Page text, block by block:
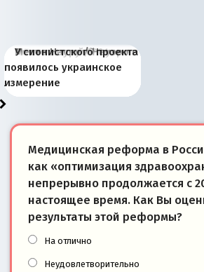
Киевская марионетка
Запада рассказала о
«переобувании» хозяев
В России назрели
перемены: 15 шагов к
суверенной экономике
Миграционный пожар
Европы
Россия начинает
сбрасывать балласт
Анкориджа
Россия зимой 1904
года: первые уступки во
внутренней политике
Русская нация вчера и
сегодня
Почему правый крах в
Варшаве не поможет её
отношениям с Россией?
Место Науру / Науэро в
современной истории
Южной Осетии
У сионистского проекта
появилось украинское
измерение
Медицинская реформа в
как «оптимизация
непрерывно продолжается с
настоящее время. Как Вы
результаты этой реформы?
На отлично
Неудовлетворительно